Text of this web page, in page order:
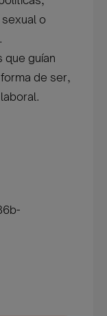
o
que guían
de ser,